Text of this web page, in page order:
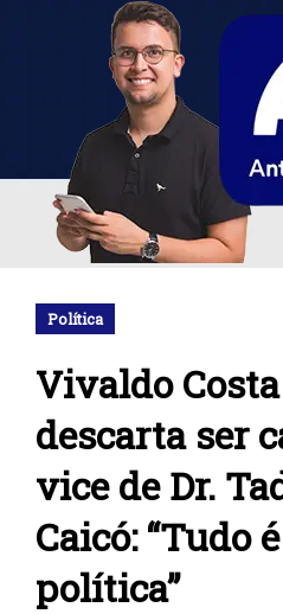
Política
Vivaldo
descarta ser
vice de Dr.
Caicó: “Tudo
política”